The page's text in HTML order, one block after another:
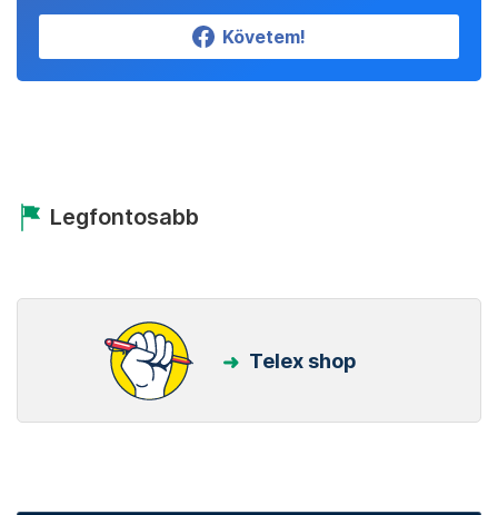
Követem!
Legfontosabb
Telex shop